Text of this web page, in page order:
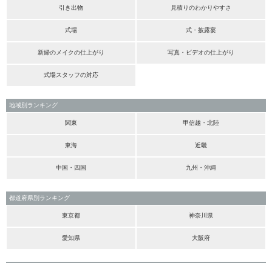
引き出物 見積りのわかりやすさ
式場 式・披露宴
新婦のメイクの仕上がり 写真・ビデオの仕上がり
式場スタッフの対応
地域別ランキング
関東 甲信越・北陸
東海 近畿
中国・四国 九州・沖縄
都道府県別ランキング
東京都 神奈川県
愛知県 大阪府